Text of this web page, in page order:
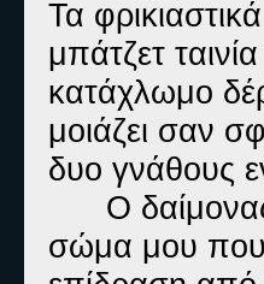
Τα
μπάτζετ
κατάχλωμο
μοιάζει σαν
δυο γνάθους
Ο
σώμα μου που